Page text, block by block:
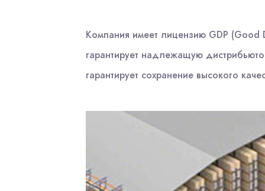
Компания имеет лицензию GDP
гарантирует надлежащую
гарантирует сохранение высокого